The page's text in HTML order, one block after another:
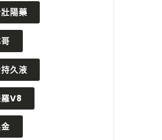
陽藥
久液
V8